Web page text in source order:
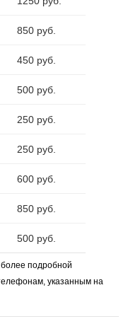
850 руб.
450 руб.
500 руб.
250 руб.
250 руб.
600 руб.
850 руб.
500 руб.
подробной
указанным на